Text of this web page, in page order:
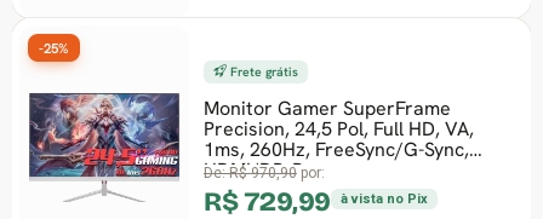
Frete grátis
Monitor Gamer SuperFrame
Precision, 24,5 Pol, Full HD, VA,
1ms, 260Hz, FreeSync/G-Sync,
HDMI/DP, Branco,
De: R$ 970,90por:
R$ 729,99 à vista no Pix
-25%